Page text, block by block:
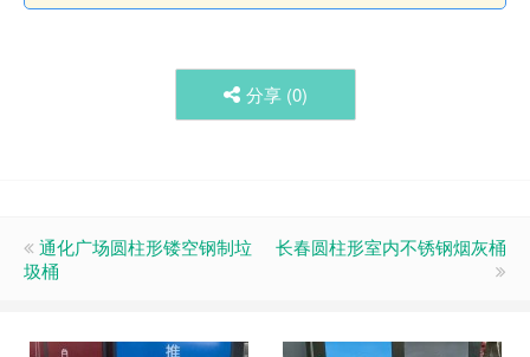
分享 (0)
通化广场圆柱形镂空钢制垃
圾桶
长春圆柱形室内不锈钢烟灰桶